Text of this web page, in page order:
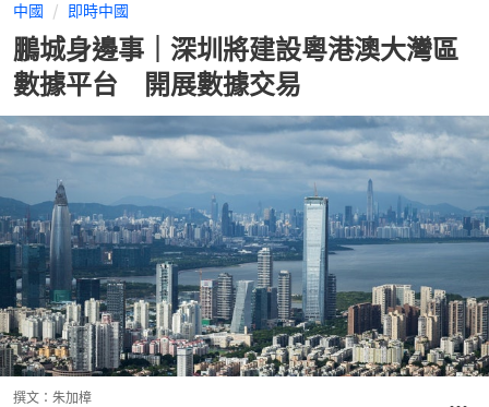
中國 即時中國
鵬城身邊事｜深圳將建設粵港澳大灣區
數據平台 開展數據交易
撰文： 朱加樟